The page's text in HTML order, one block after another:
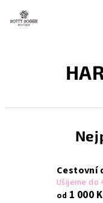
obsah
Cestovní
Ušijeme do
od 1 000